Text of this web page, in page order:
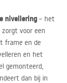
nivellering– het
voor een
frame en de
en het
gemonteerd,
dan bij in